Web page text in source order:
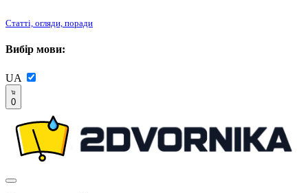
Статті, огляди, поради
Вибір мови:
UA
0